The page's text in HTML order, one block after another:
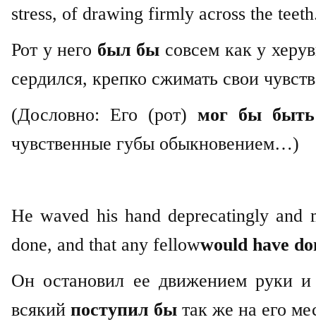
stress, of drawing firmly across the
Рот у него был бы совсем как у
сердился, крепко сжимать свои
(Дословно: Его (рот) мог бы
чувственные губы обыкновением…)
He waved his hand deprecatingly
done, and that any fellowwould have
Он остановил ее движением руки
всякий поступил бы так же на его